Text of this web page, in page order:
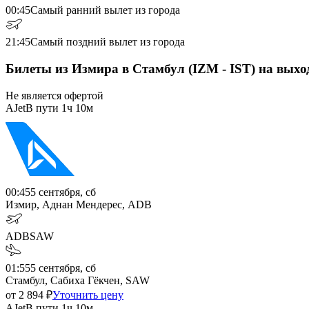
00:45Самый ранний вылет из города
21:45Самый поздний вылет из города
Билеты из Измира в Стамбул (IZM - IST) на
Не является офертой
AJetВ пути 1ч 10м
00:455 сентября, сб
Измир, Аднан Мендерес, ADB
ADBSAW
01:555 сентября, сб
Стамбул, Сабиха Гёкчен, SAW
от 2 894 ₽Уточнить цену